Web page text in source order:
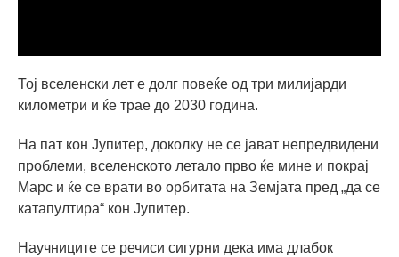
Тој вселенски лет е долг повеќе од три милијарди
километри и ќе трае до 2030 година.
На пат кон Јупитер, доколку не се јават непредвидени
проблеми, вселенското летало прво ќе мине и покрај
Марс и ќе се врати во орбитата на Земјата пред „да се
катапултира“ кон Јупитер.
Научниците се речиси сигурни дека има длабок